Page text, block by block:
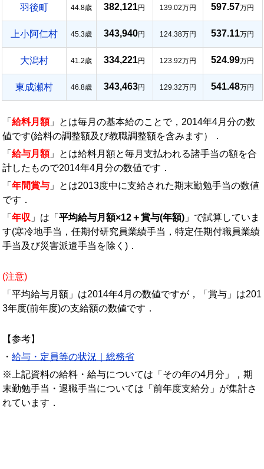
羽後町 44.8歳 382,121円 139.02万円 597.57万円
上小阿仁村 45.3歳 343,940円 124.38万円 537.11万円
大潟村 41.2歳 334,221円 123.92万円 524.99万円
東成瀬村 46.8歳 343,463円 129.32万円 541.48万円
「 給料月額」とは毎月の基本給のことで，2014年4月分の数
値です(給料の調整額及び教職調整額を含みます）．
「 給与月額」とは給料月額と毎月支払われる諸手当の額を合
計したもので2014年4月分の数値です．
「 年間賞与 」とは2013度中に支給された期末勤勉手当の数値
です．
「 年収 」は「 平均給与月額×12＋賞与(年額) 」で試算していま
す(寒冷地手当，任期付研究員業績手当，特定任期付職員業績
手当及び災害派遣手当を除く)．
(注意)
「平均給与月額」は2014年4月の数値ですが，「賞与」は201
3年度(前年度)の支給額の数値です．
【参考】
・ 給与・定員等の状況｜総務省
※上記資料の給料・給与については「その年の4月分」，期
末勤勉手当・退職手当については「前年度支給分」が集計さ
れています．